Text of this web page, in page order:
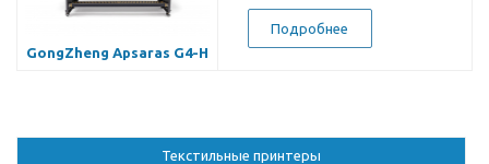
GongZheng Apsaras G4-H
Подробнее
Текстильные принтеры